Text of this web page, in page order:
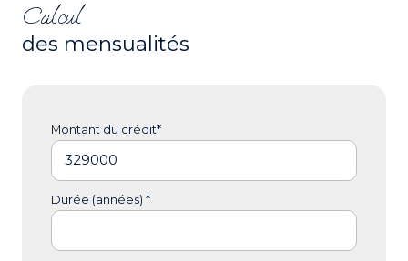
Calcul
des mensualités
Montant du crédit*
Durée (années) *